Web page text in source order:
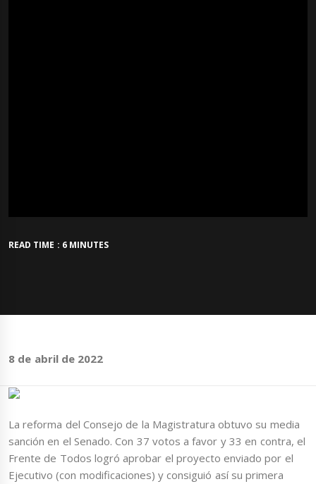
READ TIME : 6 MINUTES
8 de abril de 2022
La reforma del Consejo de la Magistratura obtuvo su media
sanción en el Senado. Con 37 votos a favor y 33 en contra, el
Frente de Todos logró aprobar el proyecto enviado por el
Ejecutivo (con modificaciones) y consiguió así su primera